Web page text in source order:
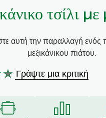
από την Μαργαρίτα
τσίλι με
αυτή την παραλλαγή ενός
μεξικάνικου πιάτου.
Γράψτε μια κριτική